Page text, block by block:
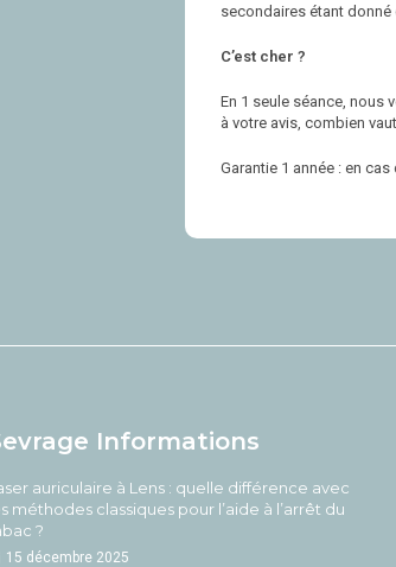
secondaires étant donné
C’est cher ?
En 1 seule séance, nous
à votre avis, combien
Garantie 1 année : en
Informations
auriculaire à Lens : quelle différence avec
méthodes classiques pour l’aide à l’arrêt du
?
15 décembre 2025